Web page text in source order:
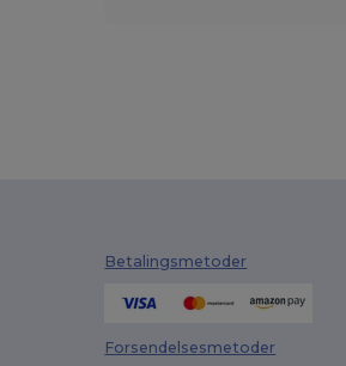
Betalingsmetoder
Forsendelsesmetoder